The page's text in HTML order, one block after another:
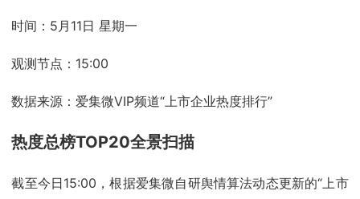
时间：5月11日 星期一
观测节点：15:00
数据来源：爱集微VIP频道“上市企业热度排行”
热度总榜TOP20全景扫描
截至今日15:00，根据爱集微自研舆情算法动态更新的“上市